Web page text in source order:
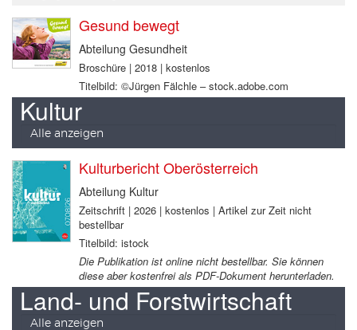
Gesund bewegt
Abteilung Gesundheit
Broschüre | 2018 | kostenlos
Titelbild: ©Jürgen Fälchle – stock.adobe.com
Kultur
Alle anzeigen
Kulturbericht Oberösterreich
Abteilung Kultur
Zeitschrift | 2026 | kostenlos | Artikel zur Zeit nicht
bestellbar
Titelbild: istock
Die Publikation ist online nicht bestellbar. Sie können
diese aber kostenfrei als PDF-Dokument herunterladen.
Land- und Forstwirtschaft
Alle anzeigen